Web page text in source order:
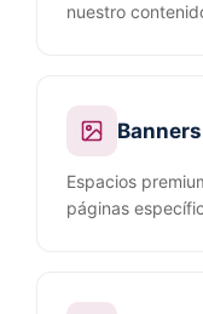
nuestro
Espacios
páginas